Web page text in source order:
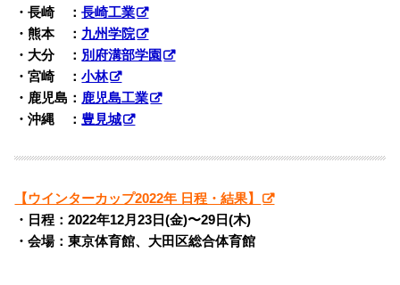
・長崎 ：長崎工業
・熊本 ： 九州学院
・大分 ： 別府溝部学園
・宮崎 ：小林
・鹿児島： 鹿児島工業
・沖縄 ：豊見城
【ウインターカップ2022年 日程・結果】
・日程：2022年12月23日(金)〜29日(木)
・会場：東京体育館、大田区総合体育館